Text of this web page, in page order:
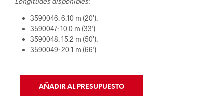
3590046: 6.10 m (20’).
3590047: 10.0 m (33’).
3590048: 15.2 m (50’).
3590049: 20.1 m (66’).
AÑADIR AL PRESUPUESTO